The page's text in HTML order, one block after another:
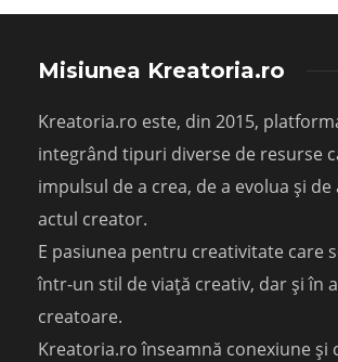
Misiunea Kreatoria.ro
Kreatoria.ro este, din 2015,
integrând tipuri diverse de resurse
impulsul de a crea, de a evolua și
actul creator.
E pasiunea pentru creativitate care
într-un stil de viață creativ, dar și în
creatoare.
Kreatoria.ro înseamnă conexiune și